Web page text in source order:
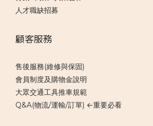
人才職缺招募
顧客服務
售後服務(維修與保固)
會員制度及購物金說明
大眾交通工具推車規範
Q&A(物流/運輸/訂單) ←重要必看